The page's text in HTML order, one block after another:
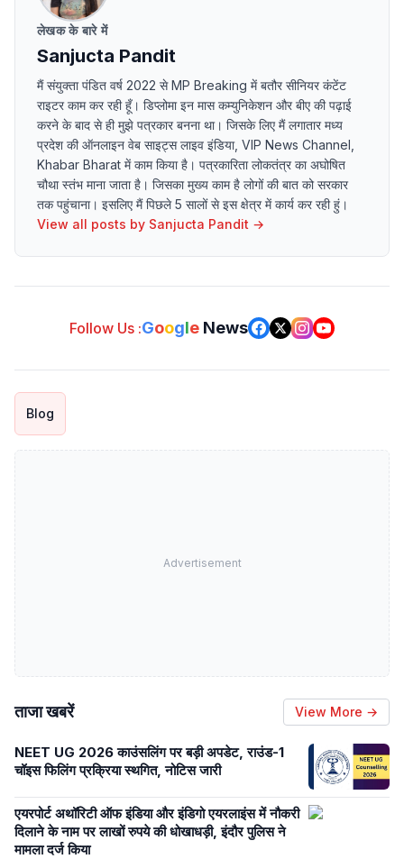
लेखक के बारे में
Sanjucta Pandit
मैं संयुक्ता पंडित वर्ष 2022 से MP Breaking में बतौर सीनियर कंटेंट
राइटर काम कर रही हूँ। डिप्लोमा इन मास कम्युनिकेशन और बीए की पढ़ाई
करने के बाद से ही मुझे पत्रकार बनना था। जिसके लिए मैं लगातार मध्य
प्रदेश की ऑनलाइन वेब साइट्स लाइव इंडिया, VIP News Channel,
Khabar Bharat में काम किया है। पत्रकारिता लोकतंत्र का अघोषित
चौथा स्तंभ माना जाता है। जिसका मुख्य काम है लोगों की बात को सरकार
तक पहुंचाना। इसलिए मैं पिछले 5 सालों से इस क्षेत्र में कार्य कर रही हुं।
View all posts by Sanjucta Pandit →
Follow Us :Google News
Blog
Advertisement
ताजा खबरें View More →
NEET UG 2026 काउंसलिंग पर बड़ी अपडेट, राउंड-1
चॉइस फिलिंग प्रक्रिया स्थगित, नोटिस जारी
एयरपोर्ट अथॉरिटी ऑफ इंडिया और इंडिगो एयरलाइंस में नौकरी
दिलाने के नाम पर लाखों रुपये की धोखाधड़ी, इंदौर पुलिस ने
मामला दर्ज किया